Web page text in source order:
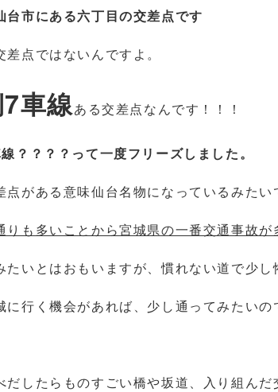
台市にある六丁目の交差点です
差点ではないんですよ。
車線ある交差点なんです！！！
？？？？って一度フリーズしました。
点がある意味仙台名物になっているみたい
りも多いことから宮城県の一番交通事故
たいとはおもいますが、慣れない道で少
に行く機会があれば、少し通ってみたい
だしたらものすごい橋や坂道、入り組ん